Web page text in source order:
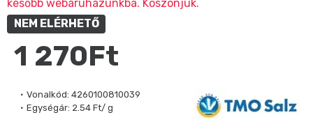
később webáruházunkba. Köszönjük.
Vonalkód: 4260100810039
Egységár: 2.54 Ft/ g
NEM ELÉRHETŐ
1 270Ft